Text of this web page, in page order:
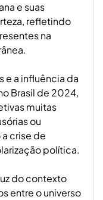
e suas
refletindo
na
e a influência da
Brasil de 2024,
muitas
ou
crise de
política.
do contexto
entre o universo